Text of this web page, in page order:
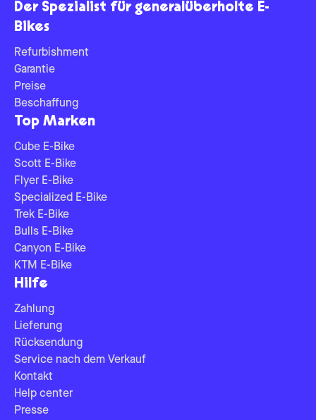
Der Spezialist für generalüberholte E-
Bikes
Refurbishment
Garantie
Preise
Beschaffung
Top Marken
Cube E-Bike
Scott E-Bike
Flyer E-Bike
Specialized E-Bike
Trek E-Bike
Bulls E-Bike
Canyon E-Bike
KTM E-Bike
Hilfe
Zahlung
Lieferung
Rücksendung
Service nach dem Verkauf
Kontakt
Help center
Presse